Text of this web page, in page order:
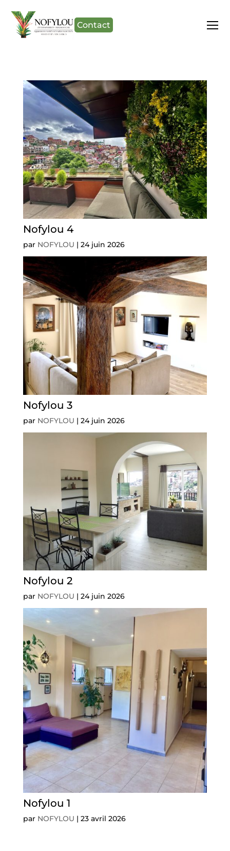
Nofylou 4
par NOFYLOU | 24 juin 2026
Nofylou 3
par NOFYLOU | 24 juin 2026
Nofylou 2
par NOFYLOU | 24 juin 2026
Nofylou 1
par NOFYLOU | 23 avril 2026
Contact